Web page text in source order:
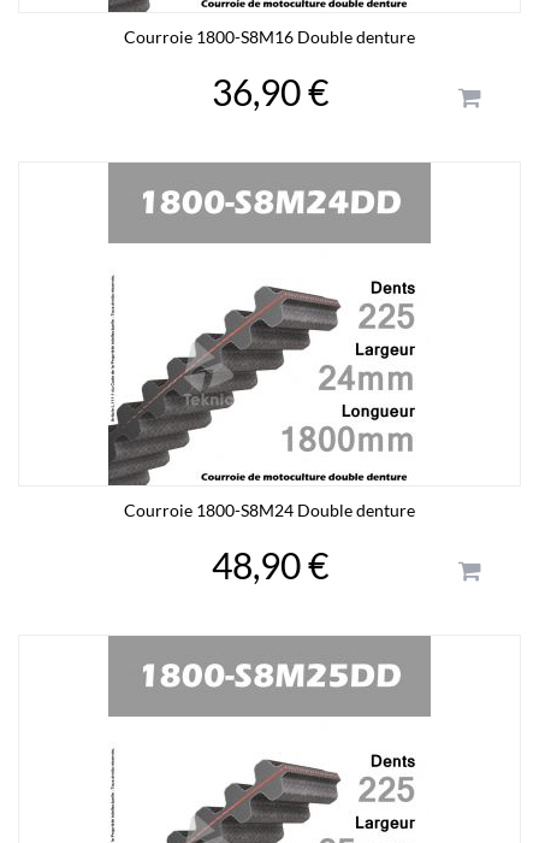
Courroie 1800-S8M16 Double denture
36,90 €
Courroie 1800-S8M24 Double denture
48,90 €